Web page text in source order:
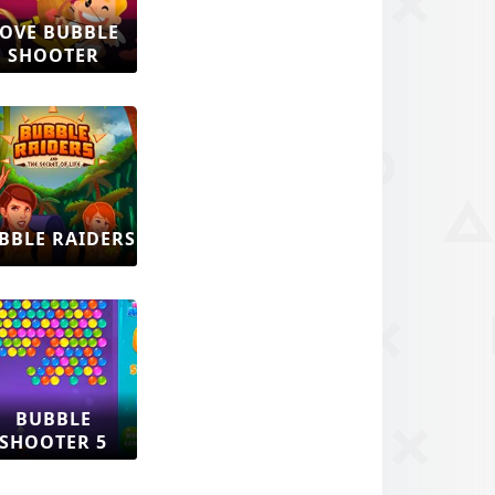
BUBBLE
SHOOTER
RAIDERS
BUBBLE
SHOOTER 5